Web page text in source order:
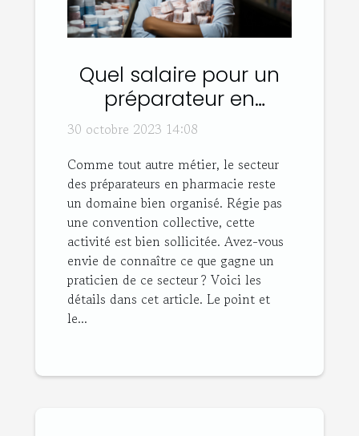
Quel salaire pour un
préparateur en
pharmacie ?
30 octobre 2023 14:08
Comme tout autre métier, le secteur
des préparateurs en pharmacie reste
un domaine bien organisé. Régie pas
une convention collective, cette
activité est bien sollicitée. Avez-vous
envie de connaître ce que gagne un
praticien de ce secteur ? Voici les
détails dans cet article. Le point et
le...